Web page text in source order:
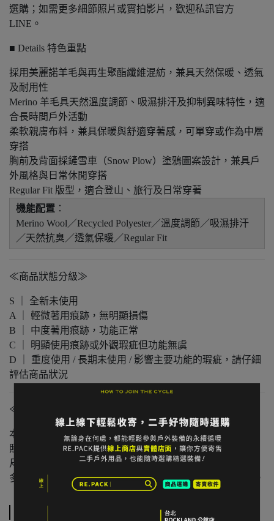
選購；如需更多細節照片或實拍影片，歡迎私訊官方
LINE。
■ Details 特色重點
採用美麗諾羊毛與再生聚酯纖維混紡，兼具天然保暖、透氣
及耐用性
Merino 羊毛具天然溫度調節、吸濕排汗及抑制異味特性，適
合長時間戶外活動
柔軟親膚布料，兼具保暖與舒適穿著感，可單穿或作為中層
穿搭
胸前及背面採鏟雪車（Snow Plow）塗鴉圖案設計，兼具戶
外風格與日常休閒穿搭
Regular Fit 版型，適合登山、旅行及日常穿著
機能配置 ：
Merino Wool／Recycled Polyester／溫度調節／吸濕排汗
／天然抗臭／透氣保暖／Regular Fit
≪商品狀態分級≫
S ｜ 全新未使用
A ｜ 輕微著用痕跡，無明顯損傷
B ｜ 中度著用痕跡，功能正常
C ｜ 明顯使用痕跡或外觀瑕疵但功能無虞
D ｜ 重度使用 / 長期未使用 / 影響主要功能的瑕疵，請仔細
評估商品狀況
≪注意事項≫
本店與實體店同步販售，庫存可能有時間差。
照片已盡量呈現實色，螢幕設定不同可能略有差異。
尺寸為人工測量，可能有些微誤差。
多件不同門市商品將併單出貨，出貨時間可能延後 1–2 日。